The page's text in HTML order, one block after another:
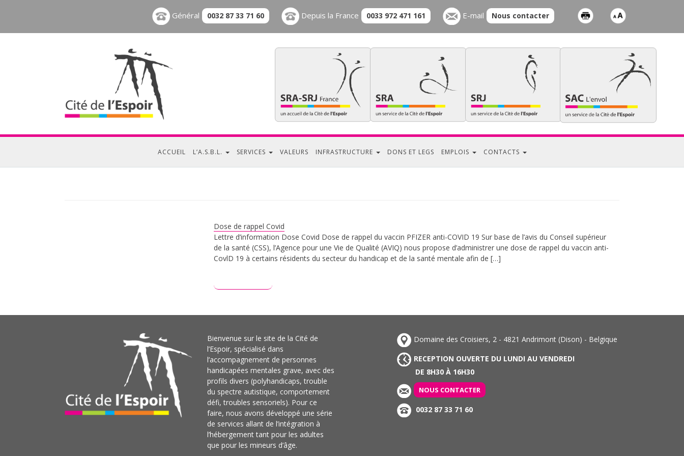
Général 0032 87 33 71 60 Depuis la France 0033 972 471 161 E-mail Nous contacter
ACCUEIL L’A.S.B.L. SERVICES VALEURS INFRASTRUCTURE DONS ET LEGS EMPLOIS CONTACTS
Dose de rappel Covid
Lettre d’information Dose Covid Dose de rappel du vaccin PFIZER anti-COVID 19 Sur base de l’avis du Conseil supérieur
de la santé (CSS), l’Agence pour une Vie de Qualité (AVIQ) nous propose d’administrer une dose de rappel du vaccin anti-
CovlD 19 à certains résidents du secteur du handicap et de la santé mentale afin de […]
Bienvenue sur le site de la Cité de
l’Espoir, spécialisé dans
l’accompagnement de personnes
handicapées mentales grave, avec des
profils divers (polyhandicaps, trouble
du spectre autistique, comportement
défi, troubles sensoriels). Pour ce
faire, nous avons développé une série
de services allant de l’intégration à
l’hébergement tant pour les adultes
que pour les mineurs d’âge.
Domaine des Croisiers, 2 - 4821 Andrimont (Dison) - Belgique
RECEPTION OUVERTE DU LUNDI AU VENDREDI
DE 8H30 À 16H30
NOUS CONTACTER
0032 87 33 71 60